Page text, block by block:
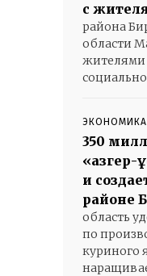
с
района
области
жителями
ЭКОНОМИКА
350
и
районе
область
по
куриного